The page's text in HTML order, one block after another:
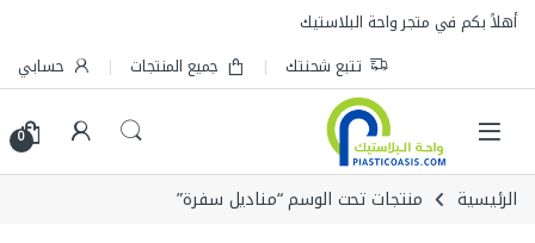
Skip to navigation
Skip to content
أهلاً بكم في متجر واحة البلاستيك
تتبع شحنتك
جميع المنتجات حسابي
0
الرئيسية منتجات تحت الوسم “مناديل سفرة”